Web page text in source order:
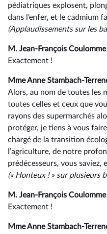
pédiatriques explosent,
dans l’enfer, et le cadmium
(Applaudissements sur les
M. Jean-François Coulomme
Exactement !
Mme Anne Stambach-
Alors, au nom de toutes les
toutes celles et ceux que
rayons des supermarchés
protéger, je tiens à vous
chargé de la transition
l’agriculture, de notre
prédécesseurs, vous saviez,
(« Honteux ! » surplusieurs
M. Jean-François Coulomme
Exactement !
Mme Anne Stambach-